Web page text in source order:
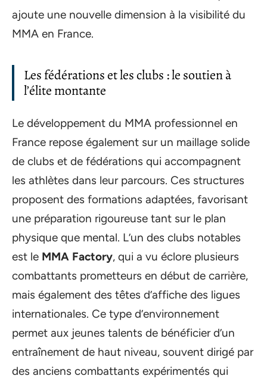
ajoute une nouvelle dimension à la visibilité du
MMA en France.
Les fédérations et les clubs : le soutien à
l’élite montante
Le développement du MMA professionnel en
France repose également sur un maillage solide
de clubs et de fédérations qui accompagnent
les athlètes dans leur parcours. Ces structures
proposent des formations adaptées, favorisant
une préparation rigoureuse tant sur le plan
physique que mental. L’un des clubs notables
est le MMA Factory, qui a vu éclore plusieurs
combattants prometteurs en début de carrière,
mais également des têtes d’affiche des ligues
internationales. Ce type d’environnement
permet aux jeunes talents de bénéficier d’un
entraînement de haut niveau, souvent dirigé par
des anciens combattants expérimentés qui